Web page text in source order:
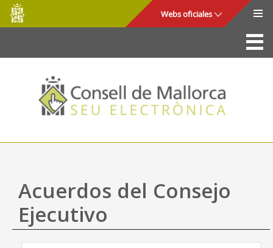
Saltar al contenido principal
Consell
de
Mallorca
Webs oficiales
La Sede
Consejo de Mallorca
Acceso y seguridad
Utilidades
Mapa web
Ayuda
Acuerdos del Consejo
Ejecutivo